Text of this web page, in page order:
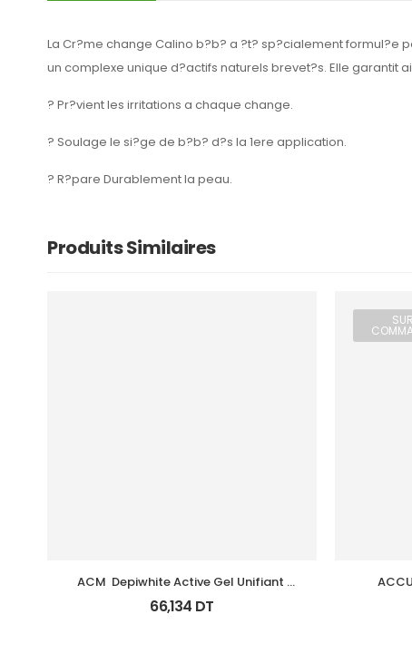
La Cr?me change Calino b?b? a ?t? sp?cialement formul?e
un complexe unique d?actifs naturels brevet?s. Elle garantit
? Pr?vient les irritations a chaque change.
? Soulage le si?ge de b?b? d?s la 1ere application.
? R?pare Durablement la peau.
Produits Similaires
ACM  Depiwhite Active Gel Unifiant
Anti Taches 40Ml
66,134 DT
SUR